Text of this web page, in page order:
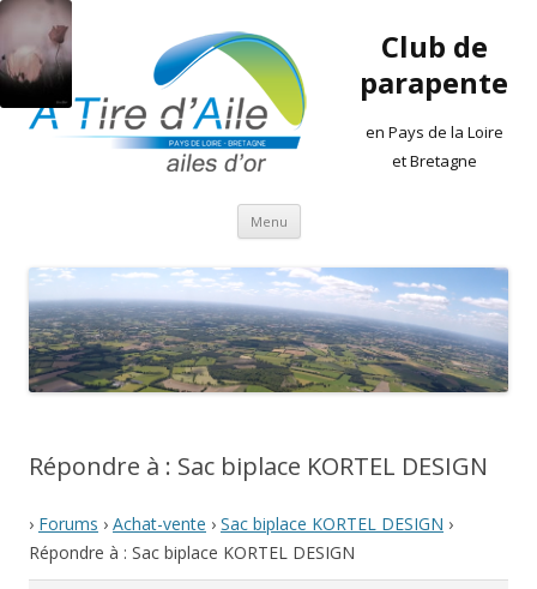
Club de
parapente
en Pays de la Loire
et Bretagne
Menu Aller
contenu
Répondre à : Sac biplace KORTEL DESIGN
› Forums › Achat-vente › Sac biplace KORTEL DESIGN ›
Répondre à : Sac biplace KORTEL DESIGN